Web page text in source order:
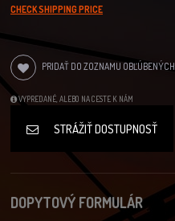
CHECK SHIPPING PRICE
PRIDAŤ DO ZOZNAMU OBĽÚBENÝCH
VYPREDANÉ, ALEBO NA CESTE K NÁM
STRÁŽIŤ DOSTUPNOSŤ
DOPYTOVÝ FORMULÁR